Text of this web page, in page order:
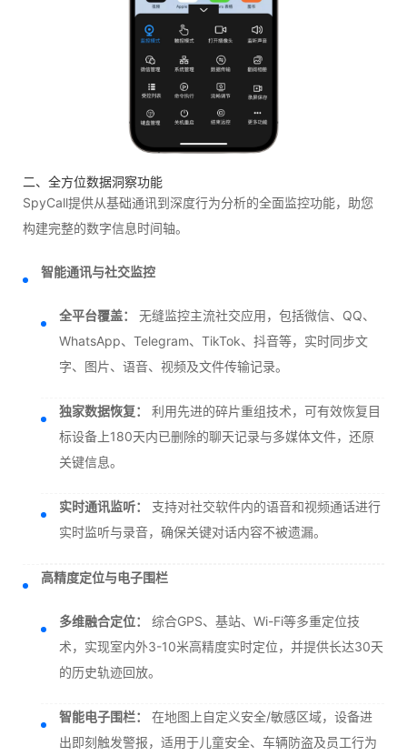
二、全方位数据洞察功能
SpyCall提供从基础通讯到深度行为分析的全面监控功能，助您
构建完整的数字信息时间轴。
智能通讯与社交监控
全平台覆盖：
无缝监控主流社交应用，包括微信、QQ、
WhatsApp、Telegram、TikTok、抖音等，实时同步文
字、图片、语音、视频及文件传输记录。
独家数据恢复：
利用先进的碎片重组技术，可有效恢复目
标设备上180天内已删除的聊天记录与多媒体文件，还原
关键信息。
实时通讯监听：
支持对社交软件内的语音和视频通话进行
实时监听与录音，确保关键对话内容不被遗漏。
高精度定位与电子围栏
多维融合定位：
综合GPS、基站、Wi-Fi等多重定位技
术，实现室内外3-10米高精度实时定位，并提供长达30天
的历史轨迹回放。
智能电子围栏：
在地图上自定义安全/敏感区域，设备进
出即刻触发警报，适用于儿童安全、车辆防盗及员工行为